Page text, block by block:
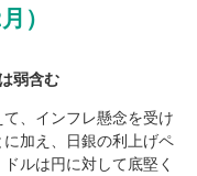
）
弱含む
、インフレ懸念を受け
加え、日銀の利上げペ
ルは円に対して底堅く